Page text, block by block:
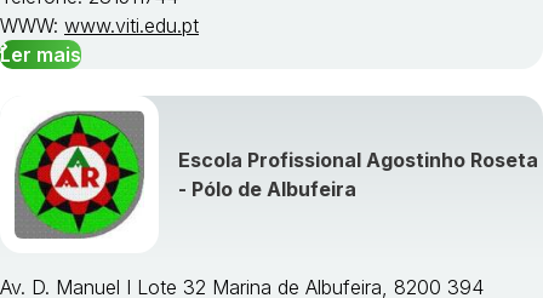
WWW: www.viti.edu.pt
Ler mais
Escola Profissional Agostinho Roseta
- Pólo de Albufeira
Av. D. Manuel I Lote 32 Marina de Albufeira, 8200 394